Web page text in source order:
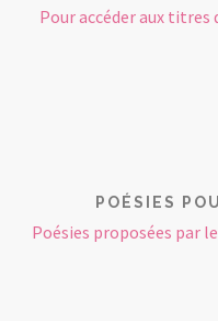
Pour accéder aux
POÉSIES
Poésies proposées par